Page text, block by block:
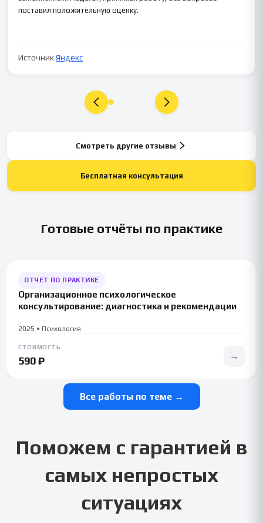
поставил положительную оценку.
ИсточникЯндекс
Смотреть другие отзывы
Бесплатная консультация
Готовые отчёты по практике
ОТЧЕТ ПО ПРАКТИКЕ
Организационное психологическое
консультирование: диагностика и рекомендации
2025 • Психология
СТОИМОСТЬ
590 ₽ →
Все работы по теме →
Поможем с гарантией в
самых непростых
ситуациях